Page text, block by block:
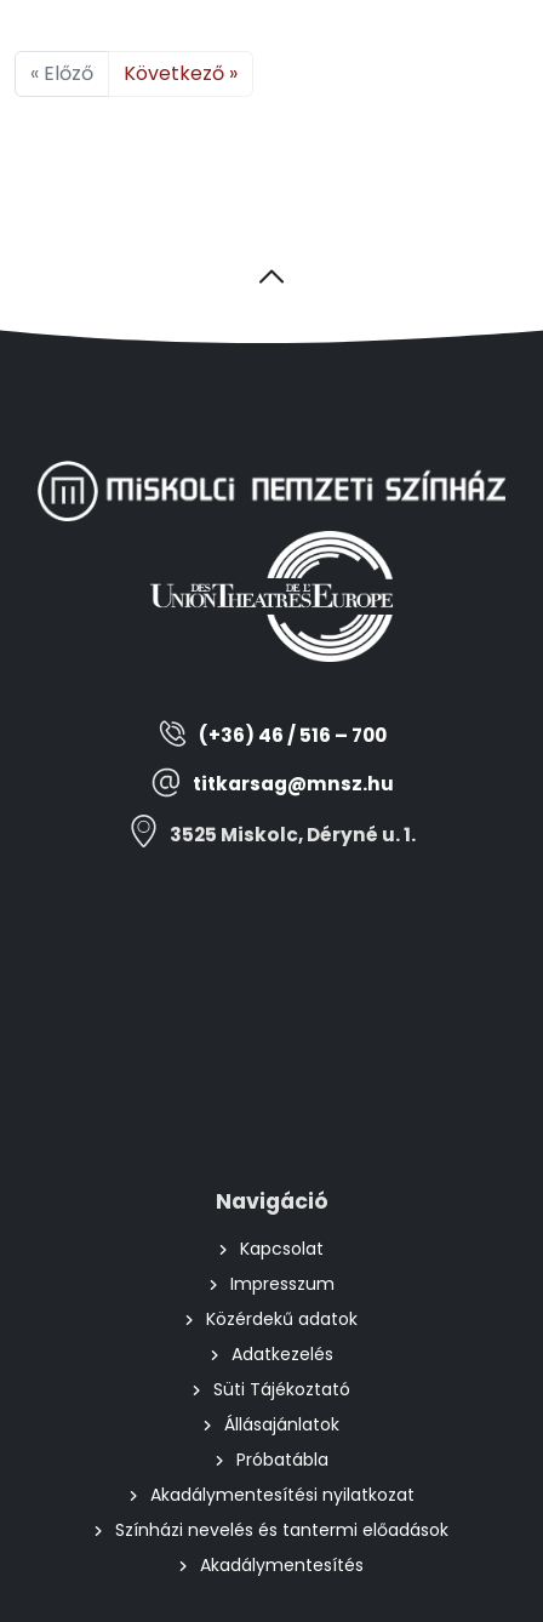
« Előző Következő »
(+36) 46 / 516 – 700
titkarsag@mnsz.hu
3525 Miskolc, Déryné u. 1.
Navigáció
Kapcsolat
Impresszum
Közérdekű adatok
Adatkezelés
Süti Tájékoztató
Állásajánlatok
Próbatábla
Akadálymentesítési nyilatkozat
Színházi nevelés és tantermi előadások
Akadálymentesítés